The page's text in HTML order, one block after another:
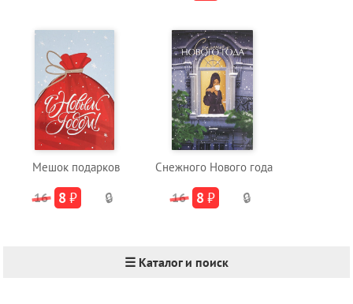
Мешок подарков
16 8 ₽ 🔒
Снежного Нового года
16 8 ₽ 🔒
☰ Каталог и поиск